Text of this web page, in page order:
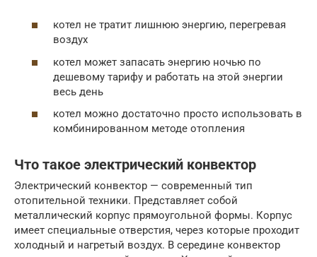
котел не тратит лишнюю энергию, перегревая
воздух
котел может запасать энергию ночью по
дешевому тарифу и работать на этой энергии
весь день
котел можно достаточно просто использовать в
комбинированном методе отопления
Что такое электрический конвектор
Электрический конвектор — современный тип
отопительной техники. Представляет собой
металлический корпус прямоугольной формы. Корпус
имеет специальные отверстия, через которые проходит
холодный и нагретый воздух. В середине конвектор